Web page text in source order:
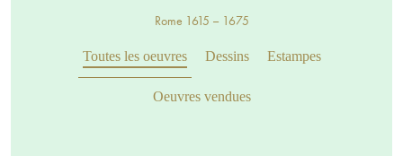
Rome 1615 – 1675
Toutes les oeuvres Dessins Estampes
Oeuvres vendues